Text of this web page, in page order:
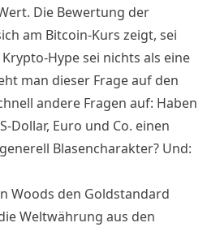
Die Bewertung der
am Bitcoin-Kurs zeigt, sei
Hype sei nichts als eine
man dieser Frage auf den
andere Fragen auf: Haben
Dollar, Euro und Co. einen
Blasencharakter? Und:
Woods den Goldstandard
Weltwährung aus den